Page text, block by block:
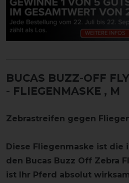
BUCAS BUZZ-OFF
- FLIEGENMASKE , M
Zebrastreifen gegen
Diese Fliegenmaske ist die
den Bucas Buzz Off Zebra
ist Ihr Pferd absolut